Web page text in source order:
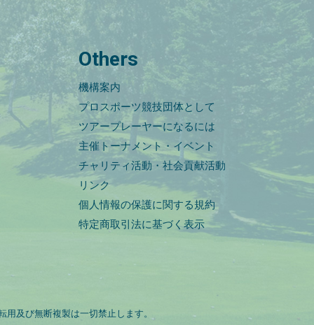
Others
機構案内
プロスポーツ競技団体として
ツアープレーヤーになるには
主催トーナメント・イベント
チャリティ活動・社会貢献活動
リンク
個人情報の保護に関する規約
特定商取引法に基づく表示
及び無断複製は一切禁止します。